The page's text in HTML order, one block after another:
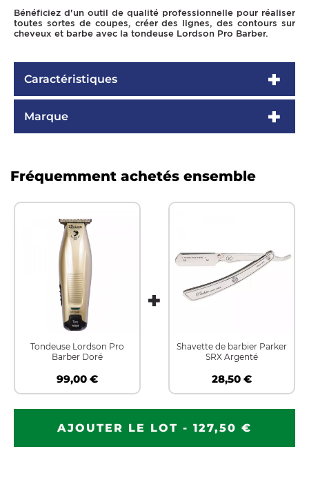
Bénéficiez d'un outil de qualité professionnelle pour réaliser
toutes sortes de coupes, créer des lignes, des contours sur
cheveux et barbe avec la tondeuse Lordson Pro Barber.
Caractéristiques
Marque
Fréquemment achetés ensemble
Tondeuse Lordson Pro
Barber Doré
99,00 €
Shavette de barbier Parker
SRX Argenté
28,50 €
AJOUTER LE LOT - 127,50 €